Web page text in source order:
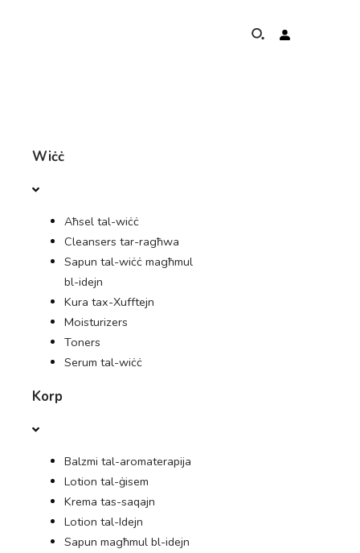
PROGRAMM GĦALL-ĦARSIEN TAL-ILJUNFANTI
PREŻENZA GLOBALI U KISBIET
OFFERTI
Wiċċ
Aħsel tal-wiċċ
Cleansers tar-ragħwa
Sapun tal-wiċċ magħmul
bl-idejn
Kura tax-Xufftejn
Moisturizers
Toners
Serum tal-wiċċ
Korp
Balzmi tal-aromaterapija
Lotion tal-ġisem
Krema tas-saqajn
Lotion tal-Idejn
Sapun magħmul bl-idejn